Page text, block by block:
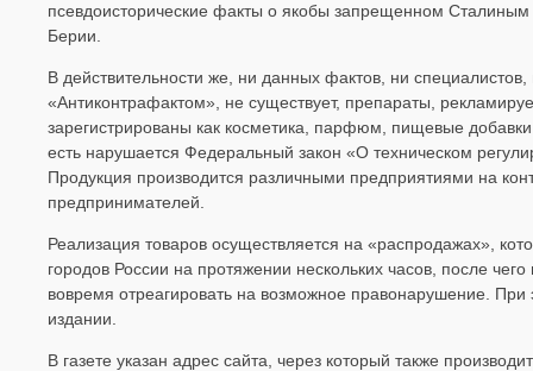
псевдоисторические факты о якобы запрещенном
Берии.
В действительности же, ни данных фактов, ни
«Антиконтрафактом», не существует, препараты,
зарегистрированы как косметика, парфюм, пищевые
есть нарушается Федеральный закон «О техническом
Продукция производится различными предприятиями на
предпринимателей.
Реализация товаров осуществляется на «распродажах»,
городов России на протяжении нескольких часов, после
вовремя отреагировать на возможное правонарушение.
издании.
В газете указан адрес сайта, через который также